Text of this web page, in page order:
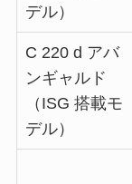
デル）
C 220 d アバ
ンギャルド
（ISG 搭載モ
デル）